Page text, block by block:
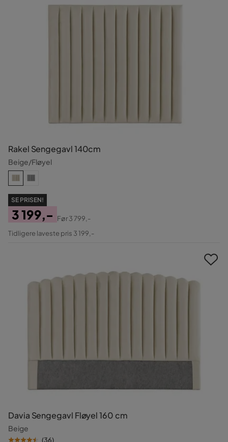
Rakel Sengegavl 140cm
Beige/Fløyel
SE PRISEN!
Pris
3 199,-
Original
Før3 799,-
Tidligere laveste pris 3 199,-
Davia Sengegavl Fløyel 160 cm
Beige
(36)